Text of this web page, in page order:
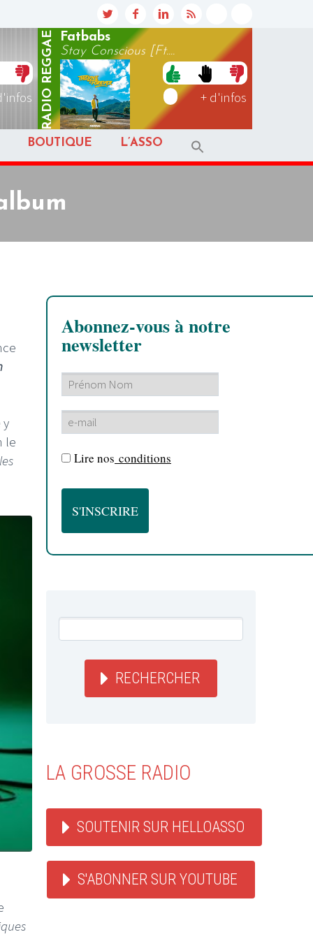
RADIO
REGGAE
Fatbabs
Stay Conscious [Ft....
+ d'infos
BOUTIQUE L’ASSO
y
le
Abonnez-vous à notre
newsletter
Lire nos conditions
RECHERCHER
LA GROSSE RADIO
SOUTENIR SUR HELLOASSO
S'ABONNER SUR YOUTUBE